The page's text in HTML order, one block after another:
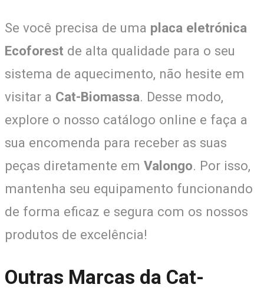
Se você precisa de uma placa eletrónica
Ecoforest de alta qualidade para o seu
sistema de aquecimento, não hesite em
visitar a Cat-Biomassa. Desse modo,
explore o nosso catálogo online e faça a
sua encomenda para receber as suas
peças diretamente em Valongo. Por isso,
mantenha seu equipamento funcionando
de forma eficaz e segura com os nossos
produtos de excelência!
Outras Marcas da Cat-